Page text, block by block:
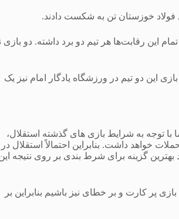
این رقابت‌ها هر تیم دو برد داشته. دو بازی
۳ بر ۲ تراکتور خاتمه یافت. آخرین بازی این دو تیم در ورزشگاه یادگار امام نیز یک
توجه به شرایط بازی های گذشته استقلال،
خواهد داشت. بنابراین احتمالاً استقلال در
بهترین گزینه برای شرط بندی بر روی نتیجه
پر کارت و بر خطای نیز باشیم بنابراین بر